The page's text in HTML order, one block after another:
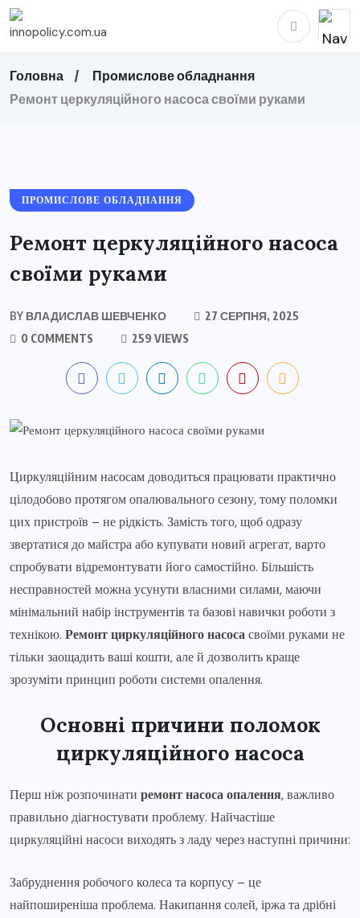
Головна
Промислове обладнання
Ремонт церкуляційного насоса своїми руками
ПРОМИСЛОВЕ ОБЛАДНАННЯ
Ремонт церкуляційного насоса
своїми руками
BY ВЛАДИСЛАВ ШЕВЧЕНКО
27 СЕРПНЯ, 2025
0 COMMENTS
259 VIEWS
Циркуляційним насосам доводиться працювати практично
цілодобово протягом опалювального сезону, тому поломки
цих пристроїв – не рідкість. Замість того, щоб одразу
звертатися до майстра або купувати новий агрегат, варто
спробувати відремонтувати його самостійно. Більшість
несправностей можна усунути власними силами, маючи
мінімальний набір інструментів та базові навички роботи з
технікою. Ремонт циркуляційного насосасвоїми руками не
тільки заощадить ваші кошти, але й дозволить краще
зрозуміти принцип роботи системи опалення.
Основні причини поломок
циркуляційного насоса
Перш ніж розпочинати ремонт насоса опалення, важливо
правильно діагностувати проблему. Найчастіше
циркуляційні насоси виходять з ладу через наступні причини:
Забруднення робочого колеса та корпусу – це
найпоширеніша проблема. Накипання солей, іржа та дрібні